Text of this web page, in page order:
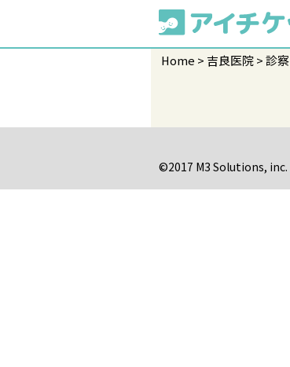
Home 吉良医院 診察
©2017 M3 Solutions, inc.